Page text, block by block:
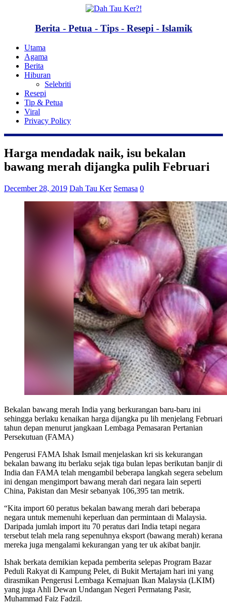
Berita - Petua - Tips - Resepi - Islamik
Utama
Agama
Berita
Hiburan
Selebriti
Resepi
Tip & Petua
Viral
Privacy Policy
Harga mendadak naik, isu bekalan
bawang merah dijangka pulih Februari
December 28, 2019 Dah Tau Ker Semasa 0
Bekalan bawang merah India yang berkurangan baru-baru ini
sehingga berlaku kenaikan harga dijangka pu lih menjelang Februari
tahun depan menurut jangkaan Lembaga Pemasaran Pertanian
Persekutuan (FAMA)
Pengerusi FAMA Ishak Ismail menjelaskan kri sis kekurangan
bekalan bawang itu berlaku sejak tiga bulan lepas berikutan banjir di
India dan FAMA telah mengambil beberapa langkah segera sebelum
ini dengan mengimport bawang merah dari negara lain seperti
China, Pakistan dan Mesir sebanyak 106,395 tan metrik.
“Kita import 60 peratus bekalan bawang merah dari beberapa
negara untuk memenuhi keperluan dan permintaan di Malaysia.
Daripada jumlah import itu 70 peratus dari India tetapi negara
tersebut telah mela rang sepenuhnya eksport (bawang merah) kerana
mereka juga mengalami kekurangan yang ter uk akibat banjir.
Ishak berkata demikian kepada pemberita selepas Program Bazar
Peduli Rakyat di Kampung Pelet, di Bukit Mertajam hari ini yang
dirasmikan Pengerusi Lembaga Kemajuan Ikan Malaysia (LKIM)
yang juga Ahli Dewan Undangan Negeri Permatang Pasir,
Muhammad Faiz Fadzil.